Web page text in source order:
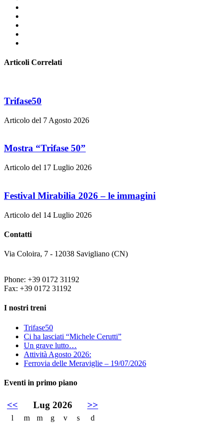
Articoli Correlati
Trifase50
Articolo del 7 Agosto 2026
Mostra “Trifase 50”
Articolo del 17 Luglio 2026
Festival Mirabilia 2026 – le immagini
Articolo del 14 Luglio 2026
Contatti
Via Coloira, 7 - 12038 Savigliano (CN)
Phone: +39 0172 31192
Fax: +39 0172 31192
I nostri treni
Trifase50
Ci ha lasciati “Michele Cerutti”
Un grave lutto…
Attività Agosto 2026:
Ferrovia delle Meraviglie – 19/07/2026
Eventi in primo piano
<< Lug 2026 >>
l m m g v s
d